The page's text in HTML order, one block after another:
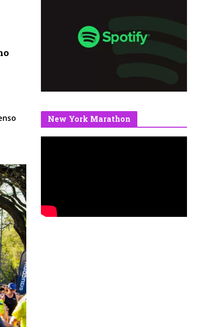
New York Marathon